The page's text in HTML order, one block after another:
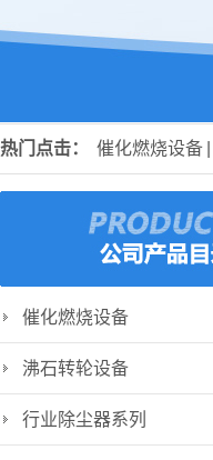
热门点击： 催化燃烧设备
催化燃烧设备
沸石转轮设备
行业除尘器系列